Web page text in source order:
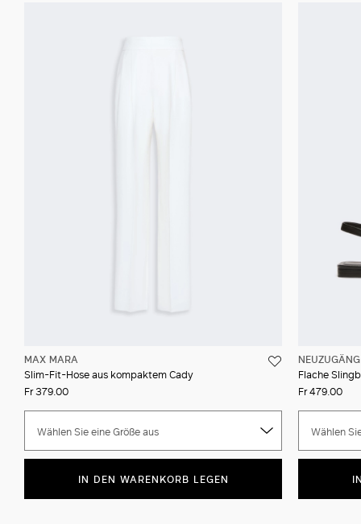
MAX MARA
Slim-Fit-Hose aus kompaktem Cady
Fr 379.00
Wählen Sie eine Größe aus
IN DEN WARENKORB LEGEN
Flache
Fr 479.00
Wählen